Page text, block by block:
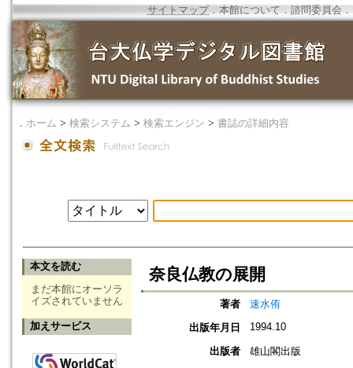
サイトマップ．本館について ． 諮問委員会 ．
． ホーム > 検索システム > 検索エンジン > 書誌の詳細内容
本文を読む
まだ本館にオーソラ
イズされていません
加えサービス
奈良仏教の展開
著者
速水侑
出版年月日
1994.10
出版者
雄山閣出版